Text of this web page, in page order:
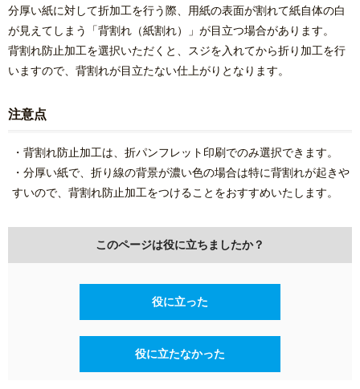
分厚い紙に対して折加工を行う際、用紙の表面が割れて紙自体の白
が見えてしまう「背割れ（紙割れ）」が目立つ場合があります。
背割れ防止加工を選択いただくと、スジを入れてから折り加工を行
いますので、背割れが目立たない仕上がりとなります。
注意点
・背割れ防止加工は、折パンフレット印刷でのみ選択できます。
・分厚い紙で、折り線の背景が濃い色の場合は特に背割れが起きや
すいので、背割れ防止加工をつけることをおすすめいたします。
このページは役に立ちましたか？
役に立った
役に立たなかった